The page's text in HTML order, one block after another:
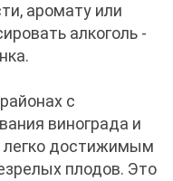
аромату или
алкоголь -
с
винограда и
легко достижимым
плодов. Это